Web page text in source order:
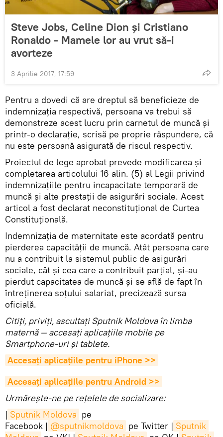
Steve Jobs, Celine Dion și Cristiano
Ronaldo - Mamele lor au vrut să-i
avorteze
3 Aprilie 2017, 17:59
Pentru a dovedi că are dreptul să beneficieze de
indemnizația respectivă, persoana va trebui să
demonstreze acest lucru prin carnetul de muncă şi
printr-o declarație, scrisă pe proprie răspundere, că
nu este persoană asigurată de riscul respectiv.
Proiectul de lege aprobat prevede modificarea şi
completarea articolului 16 alin. (5) al Legii privind
indemnizațiile pentru incapacitate temporară de
muncă şi alte prestaţii de asigurări sociale. Acest
articol a fost declarat neconstituţional de Curtea
Constituţională.
Indemnizaţia de maternitate este acordată pentru
pierderea capacităţii de muncă. Atât persoana care
nu a contribuit la sistemul public de asigurări
sociale, cât şi cea care a contribuit parţial, şi-au
pierdut capacitatea de muncă şi se află de fapt în
întreţinerea soţului salariat, precizează sursa
oficială.
Citiţi, priviţi, ascultaţi Sputnik Moldova în limba
maternă — accesaţi aplicaţiile mobile pe
Smartphone-uri şi tablete.
Accesaţi aplicaţiile pentru iPhone >>
Accesaţi aplicaţiile pentru Android >>
Urmărește-ne pe rețelele de socializare:
| Sputnik Moldova pe
Facebook | @sputnikmoldova pe Twitter | Sputnik